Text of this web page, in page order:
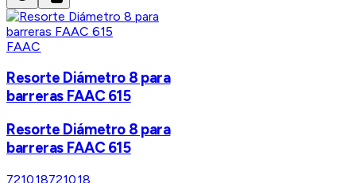
FAAC
Resorte Diámetro 8 para
barreras FAAC 615
Resorte Diámetro 8 para
barreras FAAC 615
721018721018